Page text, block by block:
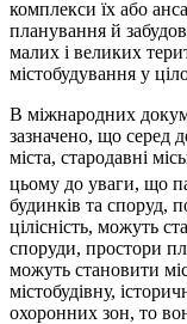
комплекси їх або
планування й
малих і великих
містобудування у
В міжнародних
зазначено, що серед
міста, стародавні
цьому до уваги, що
будинків та споруд,
цілісність, можуть
споруди, простори
можуть становити
містобудівну,
охоронних зон, то